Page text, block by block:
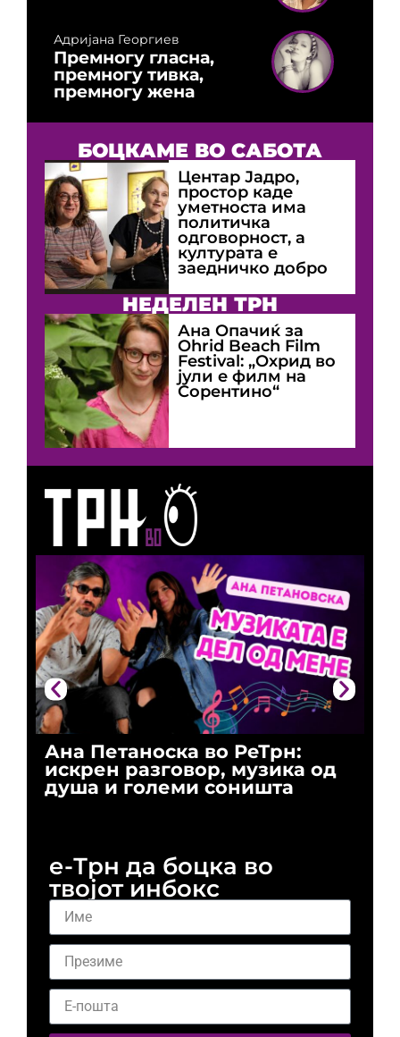
Ана Петаноска во РеТрн:
искрен разговор, музика од
душа и големи соништа
Адријана Георгиев
Премногу гласна,
премногу тивка,
премногу жена
БОЦКАМЕ ВО САБОТА
Центар Јадро,
простор каде
уметноста има
политичка
одговорност, а
културата е
заедничко добро
НЕДЕЛЕН ТРН
Ана Опачиќ за
Оhrid Beach Film
Festival: „Охрид во
јули е филм на
Сорентино“
е-Трн да боцка во
твојот инбокс